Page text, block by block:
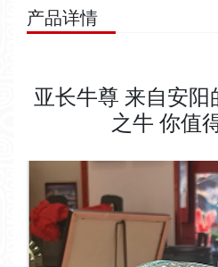
产品详情
亚长牛尊 来自安阳
之牛 你值